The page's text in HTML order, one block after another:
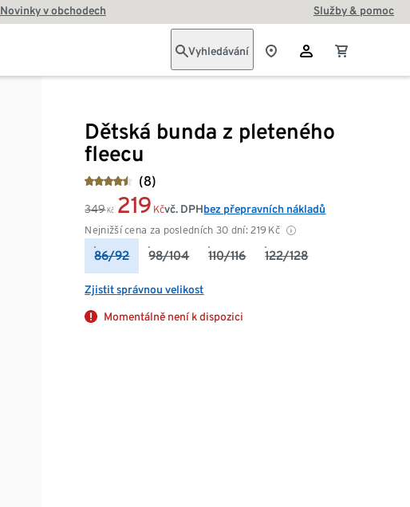
Novinky v obchodech Služby & pomoc
Vyhledávání
Dětská bunda z pleteného
fleecu
(8)
349 Kč 219 Kč
Nejnižší cena za posledních 30 dní: 219 Kč
vč. DPHbez přepravních nákladů
86/92 98/104 110/116 122/128
Zjistit správnou velikost
Momentálně není k dispozici